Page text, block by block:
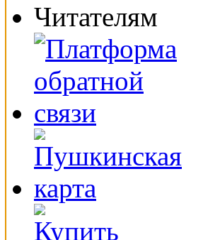
Читателям